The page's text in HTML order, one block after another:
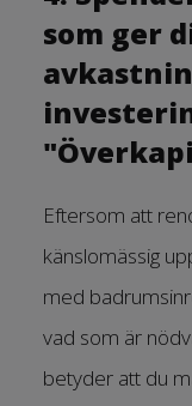
som ger
Eftersom att
känslomässig
med
vad som är
betyder att du